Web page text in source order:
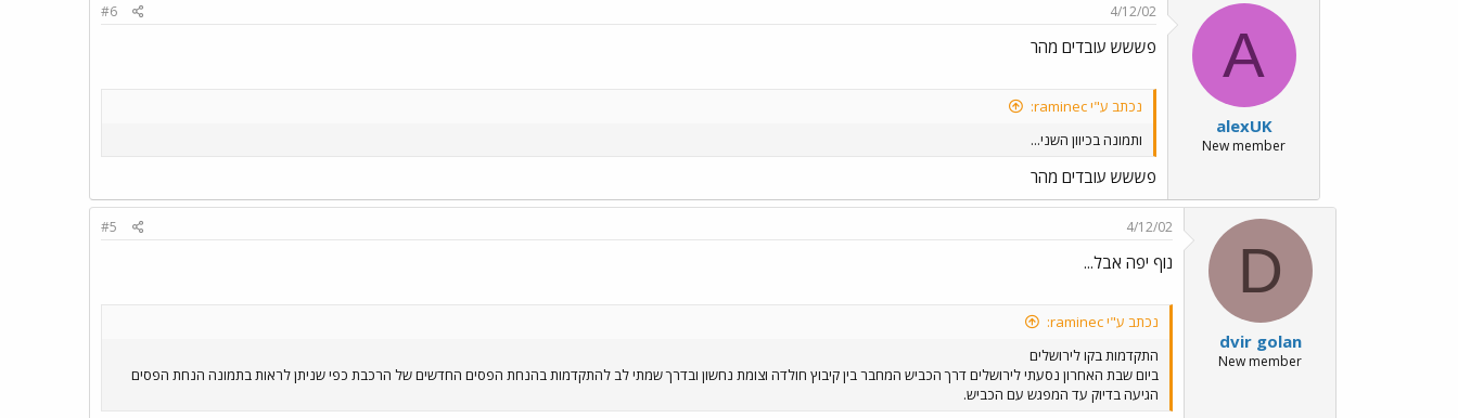
A
alexUK
New member
4/12/02
#6
פששש עובדים מהר
נכתב ע"י raminec:
ותמונה בכיוון השני...
פששש עובדים מהר
D
dvir golan
New member
4/12/02
#5
נוף יפה אבל...
נכתב ע"י raminec:
התקדמות בקו לירושלים
ביום שבת האחרון נסעתי לירושלים דרך הכביש המחבר בין קיבוץ חולדה וצומת נחשון ובדרך שמתי לב להתקדמות בהנחת הפסים החדשים של הרכבת כפי שניתן לראות בתמונה הנחת הפסים
הגיעה בדיוק עד המפגש עם הכביש.